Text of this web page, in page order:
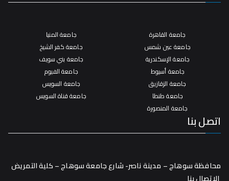
جامعة القاهرة
جامعة عين شمس
جامعة الإسكندرية
جامعة أسيوط
جامعة الزقازيق
جامعة طنطا
جامعة المنصورة
جامعة المنيا
جامعة كفر الشيخ
جامعة بني سويف
جامعة الفيوم
جامعة السويس
جامعة قناة السويس
اتصل بنا
محافظة سوهاج – مدينة ناصر- شارع جامعة سوهاج – كلية التمريض